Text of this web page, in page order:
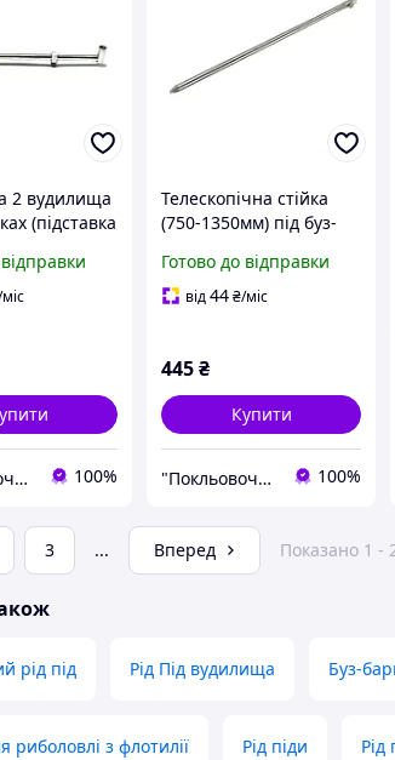
2 вудилища
(підставка
"Покльовочка" - магазин товарів для риболовлі 100%
Телескопічна стійка
(750-1350мм) під буз-
клювання з
нержавійки
Готово до відправки
від44₴/міс
445₴
Купити
"Покльовочка" - магазин товарів для риболовлі 100%
3 ... Вперед Показано 1 -
рід під Рід Під вудилища Буз-
риболовлі з флотилії Рід піди Рід